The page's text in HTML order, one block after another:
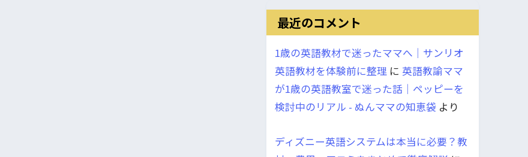
最近のコメント
1歳の英語教材で迷ったママへ｜サンリオ
英語教材を体験前に整理 に 英語教諭ママ
が1歳の英語教室で迷った話｜ペッピーを
検討中のリアル - ぬんママの知恵袋 より
ディズニー英語システムは本当に必要？教